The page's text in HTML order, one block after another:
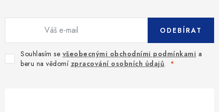
Souhlasím se všeobecnými obchodními podmínkami a
beru na vědomí zpracování osobních údajů.
ODEBÍRAT